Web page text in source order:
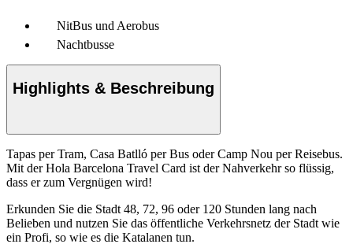
NitBus und Aerobus
Nachtbusse
Highlights & Beschreibung
Tapas per Tram, Casa Batlló per Bus oder Camp Nou per Reisebus.
Mit der Hola Barcelona Travel Card ist der Nahverkehr so flüssig,
dass er zum Vergnügen wird!
Erkunden Sie die Stadt 48, 72, 96 oder 120 Stunden lang nach
Belieben und nutzen Sie das öffentliche Verkehrsnetz der Stadt wie
ein Profi, so wie es die Katalanen tun.